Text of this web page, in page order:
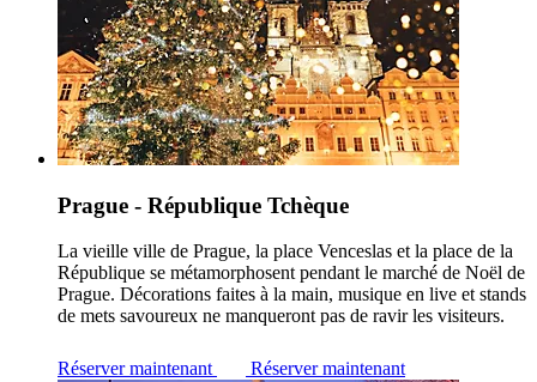
Prague - République Tchèque
La vieille ville de Prague, la place Venceslas et la place de la
République se métamorphosent pendant le marché de Noël de
Prague. Décorations faites à la main, musique en live et stands
de mets savoureux ne manqueront pas de ravir les visiteurs.
Réserver maintenant Réserver maintenant